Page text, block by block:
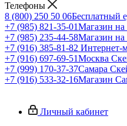
Телефоны
8 (800) 250 50 06Бесплатный
+7 (985) 821-35-01Магазин
+7 (985) 235-44-58Магазин на
+7 (916) 385-81-82 Интернет-
+7 (916) 697-69-51Москва
+7 (999) 170-37-37Самара
+7 (916) 533-32-16Магазин
Личный кабинет